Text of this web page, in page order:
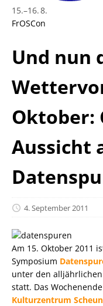
15.–16. 8.
FrOSCon
Und nun
Oktober:
Aussicht
4. September 2011
Am 15. Oktober 2011
Symposium
unter den
statt. Das
Kulturzentrum